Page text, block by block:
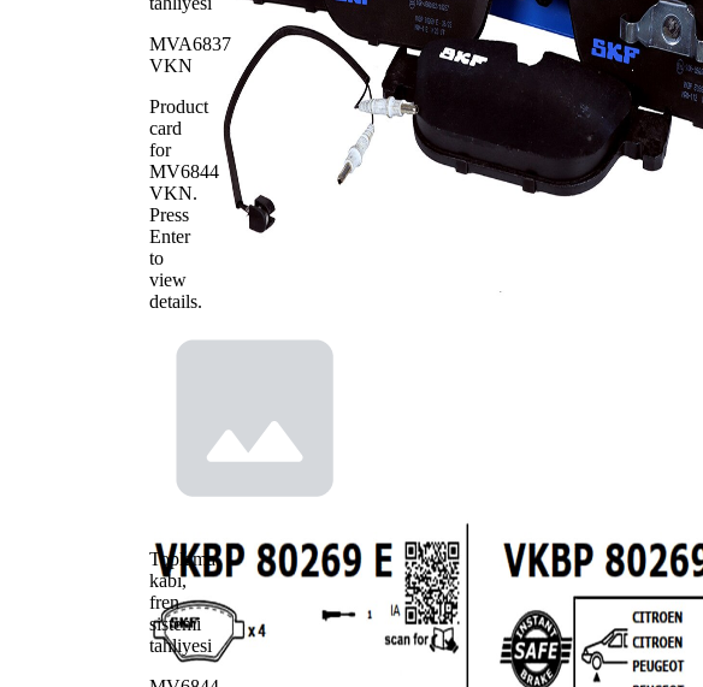
MVA6837
VKN
Product
card
for
MV6844
VKN.
Press
Enter
to
view
details.
Toplama
kabı,
fren
sistemi
tahliyesi